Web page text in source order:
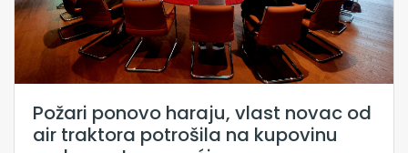
Požari ponovo haraju, vlast novac od
air traktora potrošila na kupovinu